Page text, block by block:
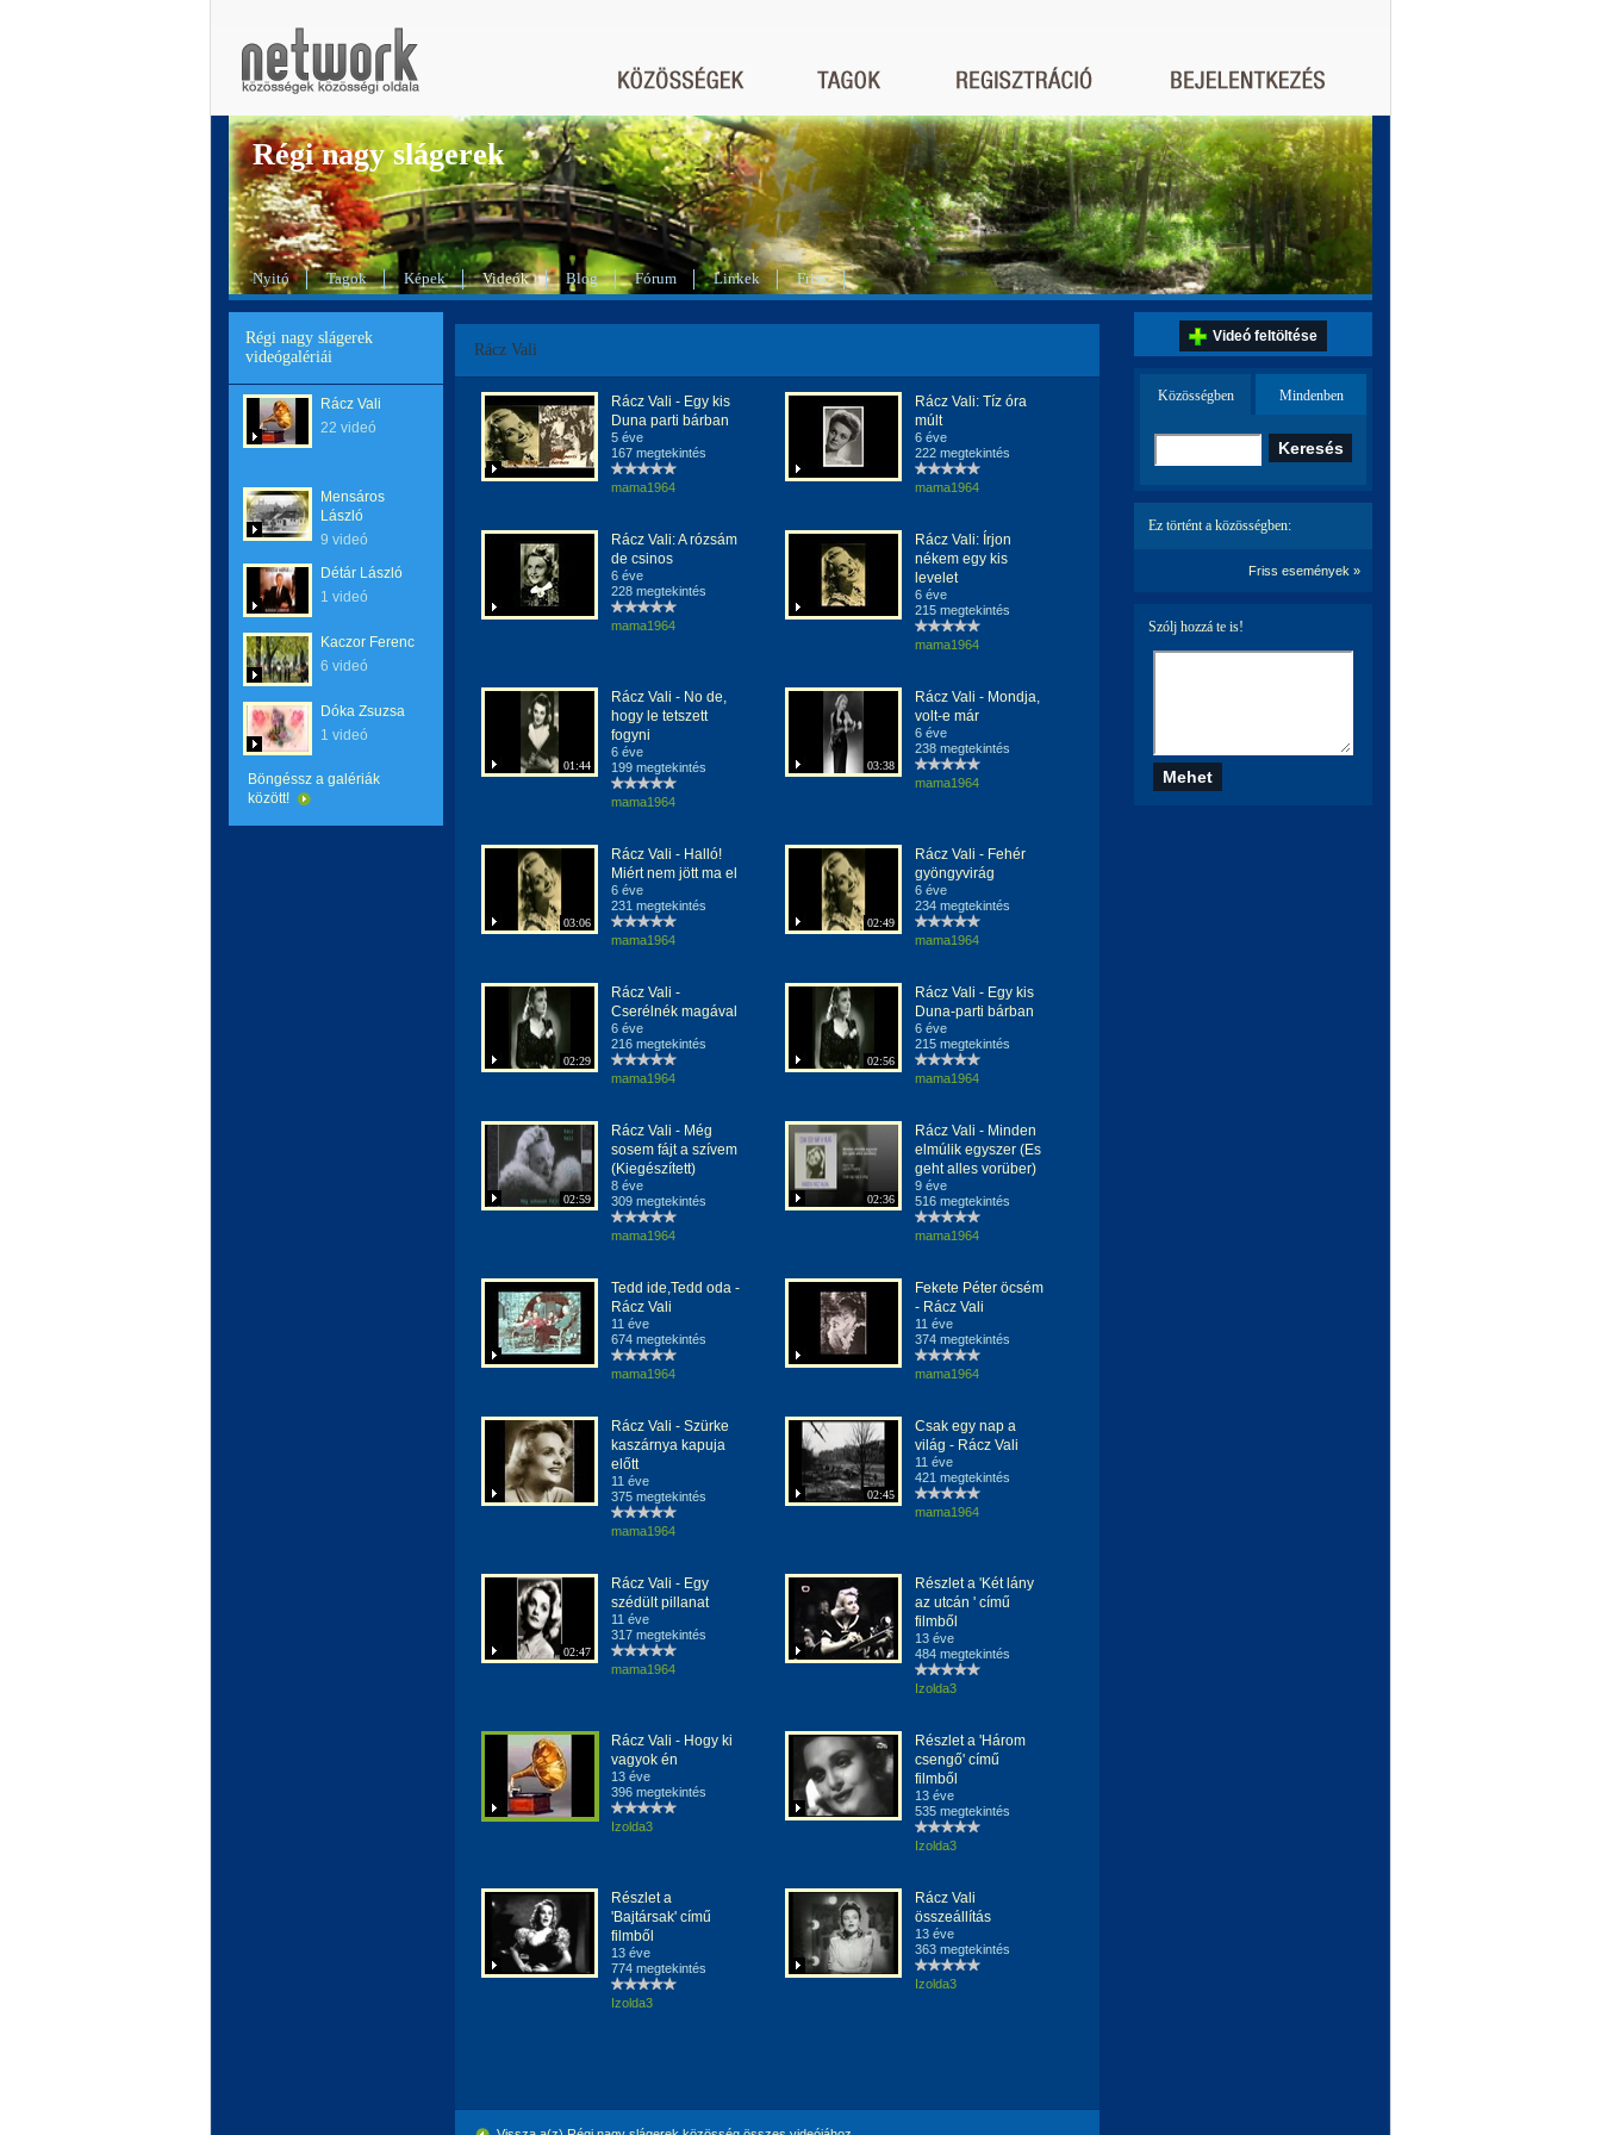
Régi nagy slágerek
Nyitó Tagok Képek Videók Blog Fórum Linkek Friss
Régi nagy slágerek
videógalériái
Rácz Vali
22 videó
Mensáros
László
9 videó
Détár László
1 videó
Kaczor Ferenc
6 videó
Dóka Zsuzsa
1 videó
Böngéssz a galériák
között!
Rácz Vali
Rácz Vali - Egy kis
Duna parti bárban
5 éve
167 megtekintés
mama1964
Rácz Vali: Tíz óra
múlt
6 éve
222 megtekintés
mama1964
Rácz Vali: A rózsám
de csinos
6 éve
228 megtekintés
mama1964
Rácz Vali: Írjon
nékem egy kis
levelet
6 éve
215 megtekintés
mama1964
01:44
Rácz Vali - No de,
hogy le tetszett
fogyni
6 éve
199 megtekintés
mama1964
03:38
Rácz Vali - Mondja,
volt-e már
6 éve
238 megtekintés
mama1964
03:06
Rácz Vali - Halló!
Miért nem jött ma el
6 éve
231 megtekintés
mama1964
02:49
Rácz Vali - Fehér
gyöngyvirág
6 éve
234 megtekintés
mama1964
02:29
Rácz Vali -
Cserélnék magával
6 éve
216 megtekintés
mama1964
02:56
Rácz Vali - Egy kis
Duna-parti bárban
6 éve
215 megtekintés
mama1964
02:59
Rácz Vali - Még
sosem fájt a szívem
(Kiegészített)
8 éve
309 megtekintés
mama1964
02:36
Rácz Vali - Minden
elmúlik egyszer (Es
geht alles vorüber)
9 éve
516 megtekintés
mama1964
Tedd ide,Tedd oda -
Rácz Vali
11 éve
674 megtekintés
mama1964
Fekete Péter öcsém
- Rácz Vali
11 éve
374 megtekintés
mama1964
Rácz Vali - Szürke
kaszárnya kapuja
előtt
11 éve
375 megtekintés
mama1964
02:45
Csak egy nap a
világ - Rácz Vali
11 éve
421 megtekintés
mama1964
02:47
Rácz Vali - Egy
szédült pillanat
11 éve
317 megtekintés
mama1964
Részlet a 'Két lány
az utcán ' című
filmből
13 éve
484 megtekintés
Izolda3
Rácz Vali - Hogy ki
vagyok én
13 éve
396 megtekintés
Izolda3
Részlet a 'Három
csengő' című
filmből
13 éve
535 megtekintés
Izolda3
Részlet a
'Bajtársak' című
filmből
13 éve
774 megtekintés
Izolda3
Rácz Vali
összeállítás
13 éve
363 megtekintés
Izolda3
Videó feltöltése
Közösségben Mindenben
Ez történt a közösségben:
Friss események »
Szólj hozzá te is!